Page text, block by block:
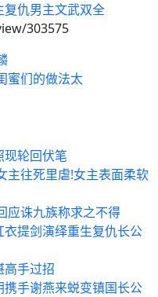
仇男主文武双全
303575
蜜们的做法太
轮回伏笔
主往死里虐!女主表面柔软
应诛九族称求之不得
提剑演绎重生复仇长公
高手过招
携手谢燕来蜕变镇国长公